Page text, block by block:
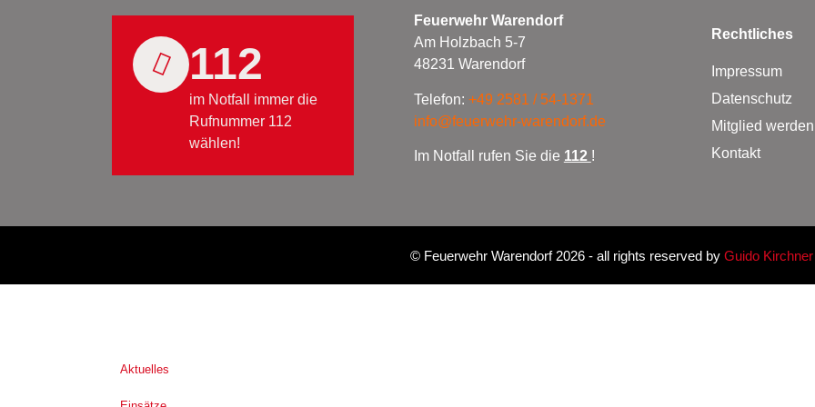
112
im Notfall immer die
Rufnummer 112
wählen!
Feuerwehr Warendorf
Am Holzbach 5-7
48231 Warendorf
Telefon: +49 2581 / 54-1371
info@feuerwehr-warendorf.de
Im Notfall rufen Sie die 112 !
Rechtliches
Impressum
Datenschutz
Mitglied
Kontakt
© Feuerwehr Warendorf 2026- all rights reserved by Guido Kirchner
Aktuelles